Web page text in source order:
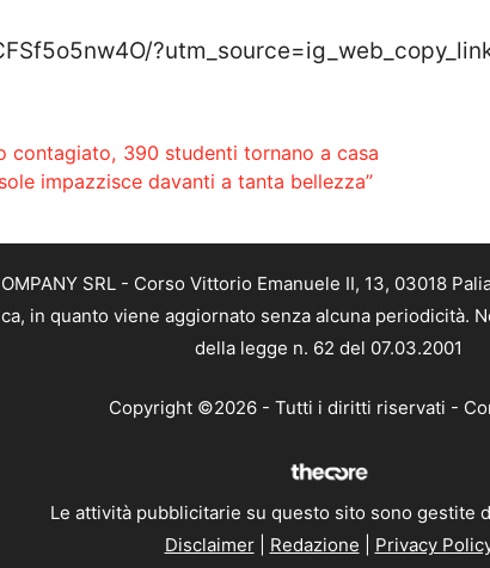
contagiato, 390 studenti tornano a casa
impazzisce davanti a tanta bellezza”
SRL - Corso Vittorio Emanuele II, 13, 03018
in quanto viene aggiornato senza alcuna
della legge n. 62 del 07.03.2001
Copyright ©2026 - Tutti i diritti riservati -
Le attività pubblicitarie su questo sito sono gestite
Disclaimer| Redazione Privacy